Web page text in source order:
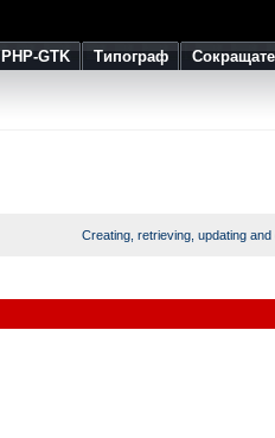
PHP-GTK Типограф
Creating, retrieving, updating and